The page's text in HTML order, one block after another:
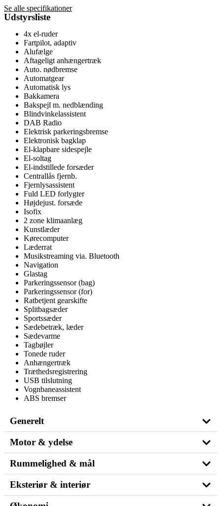
Se alle specifikationer
Udstyrsliste
4x el-ruder
Fartpilot, adaptiv
Alufælge
Aftageligt anhængertræk
Auto. nødbremse
Automatgear
Automatisk lys
Bakkamera
Bakspejl m. nedblænding
Blindvinkelassistent
DAB Radio
Elektrisk parkeringsbremse
Elektronisk bagklap
El-klapbare sidespejle
El-soltag
El-indstillede forsæder
Centrallås fjernb.
Fjernlysassistent
Fuld LED forlygter
Højdejust. forsæde
Isofix
2 zone klimaanlæg
Kunstlæder
Kørecomputer
Læderrat
Musikstreaming via. Bluetooth
Navigation
Glastag
Parkeringssensor (bag)
Parkeringssensor (for)
Ratbetjent gearskifte
Splitbagsæder
Sportssæder
Sædebetræk, læder
Sædevarme
Tagbøjler
Tonede ruder
Anhængertræk
Træthedsregistrering
USB tilslutning
Vognbaneassistent
ABS bremser
Generelt
Motor & ydelse
Rummelighed & mål
Eksteriør & interiør